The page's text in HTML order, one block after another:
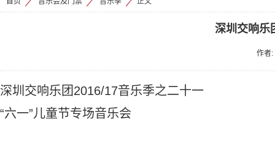
> > >
深圳交响乐
作者:
深圳交响乐团2016/17音乐季之二十一
“六一”儿童节专场音乐会